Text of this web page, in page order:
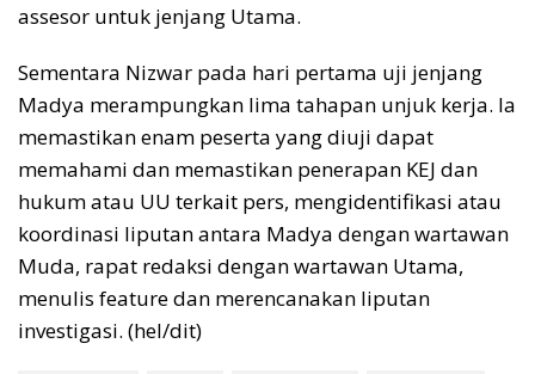
assesor untuk jenjang Utama.
Sementara Nizwar pada hari pertama uji jenjang
Madya merampungkan lima tahapan unjuk kerja. Ia
memastikan enam peserta yang diuji dapat
memahami dan memastikan penerapan KEJ dan
hukum atau UU terkait pers, mengidentifikasi atau
koordinasi liputan antara Madya dengan wartawan
Muda, rapat redaksi dengan wartawan Utama,
menulis feature dan merencanakan liputan
investigasi. (hel/dit)